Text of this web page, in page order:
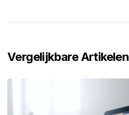
Vergelijkbare Artikelen